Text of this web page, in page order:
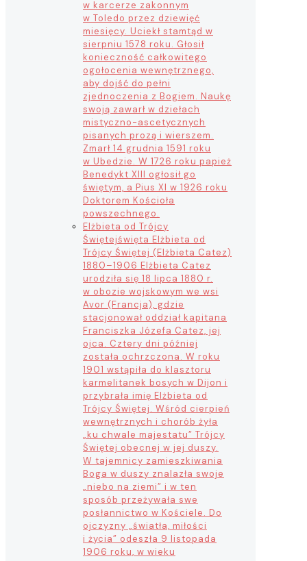
w karcerze zakonnym
w Toledo przez dziewięć
miesięcy. Uciekł stamtąd w
sierpniu 1578 roku. Głosił
konieczność całkowitego
ogołocenia wewnętrznego,
aby dojść do pełni
zjednoczenia z Bogiem. Naukę
swoją zawarł w dziełach
mistyczno-ascetycznych
pisanych prozą i wierszem.
Zmarł 14 grudnia 1591 roku
w Ubedzie. W 1726 roku papież
Benedykt XIII ogłosił go
świętym, a Pius XI w 1926 roku
Doktorem Kościoła
powszechnego.
Elżbieta od Trójcy
Świętejświęta Elżbieta od
Trójcy Świętej (Elżbieta Catez)
1880–1906 Elżbieta Catez
urodziła się 18 lipca 1880 r.
w obozie wojskowym we wsi
Avor (Francja), gdzie
stacjonował oddział kapitana
Franciszka Józefa Catez, jej
ojca. Cztery dni później
została ochrzczona. W roku
1901 wstąpiła do klasztoru
karmelitanek bosych w Dijon i
przybrała imię Elżbieta od
Trójcy Świętej. Wśród cierpień
wewnętrznych i chorób żyła
„ku chwale majestatu” Trójcy
Świętej obecnej w jej duszy.
W tajemnicy zamieszkiwania
Boga w duszy znalazła swoje
„niebo na ziemi” i w ten
sposób przeżywała swe
posłannictwo w Kościele. Do
ojczyzny „światła, miłości
i życia” odeszła 9 listopada
1906 roku, w wieku